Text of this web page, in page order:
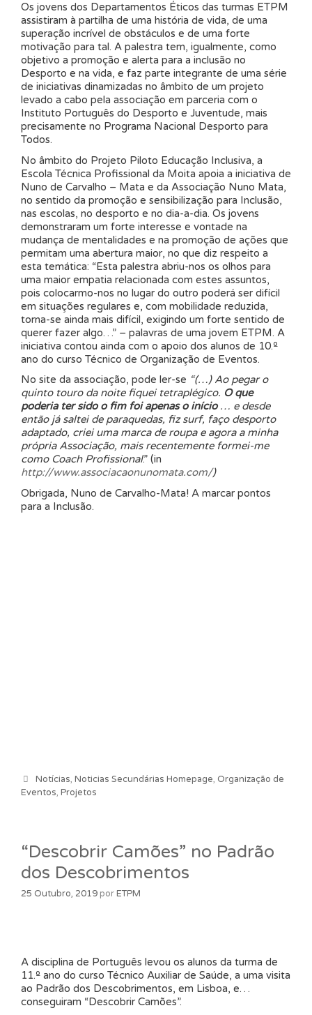
Os jovens dos Departamentos Éticos das turmas ETPM
assistiram à partilha de uma história de vida, de uma
superação incrível de obstáculos e de uma forte
motivação para tal. A palestra tem, igualmente, como
objetivo a promoção e alerta para a inclusão no
Desporto e na vida, e faz parte integrante de uma série
de iniciativas dinamizadas no âmbito de um projeto
levado a cabo pela associação em parceria com o
Instituto Português do Desporto e Juventude, mais
precisamente no Programa Nacional Desporto para
Todos.
No âmbito do Projeto Piloto Educação Inclusiva, a
Escola Técnica Profissional da Moita apoia a iniciativa de
Nuno de Carvalho – Mata e da Associação Nuno Mata,
no sentido da promoção e sensibilização para Inclusão,
nas escolas, no desporto e no dia-a-dia. Os jovens
demonstraram um forte interesse e vontade na
mudança de mentalidades e na promoção de ações que
permitam uma abertura maior, no que diz respeito a
esta temática: “Esta palestra abriu-nos os olhos para
uma maior empatia relacionada com estes assuntos,
pois colocarmo-nos no lugar do outro poderá ser difícil
em situações regulares e, com mobilidade reduzida,
torna-se ainda mais difícil, exigindo um forte sentido de
querer fazer algo…” – palavras de uma jovem ETPM. A
iniciativa contou ainda com o apoio dos alunos de 10.º
ano do curso Técnico de Organização de Eventos.
No site da associação, pode ler-se “(…)Ao pegar o
quinto touro da noite fiquei tetraplégico. O que
poderia ter sido o fim foi apenas o início… e desde
então já saltei de paraquedas, fiz surf, faço desporto
adaptado, criei uma marca de roupa e agora a minha
própria Associação, mais recentemente formei-me
como Coach Profissional.” (in
http://www.associacaonunomata.com/)
Obrigada, Nuno de Carvalho-Mata! A marcar pontos
para a Inclusão.
Categorias
Notícias, Noticias Secundárias Homepage, Organização de
Eventos, Projetos
“Descobrir Camões” no Padrão
dos Descobrimentos
25 Outubro, 2019 porETPM
A disciplina de Português levou os alunos da turma de
11.º ano do curso Técnico Auxiliar de Saúde, a uma visita
ao Padrão dos Descobrimentos, em Lisboa, e…
conseguiram “Descobrir Camões”.